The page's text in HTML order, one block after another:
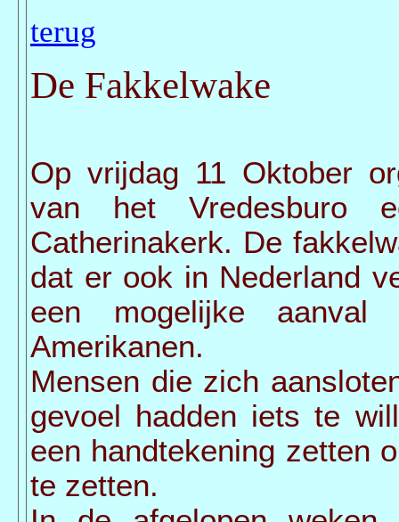
terug
De Fakkelwake
Op vrijdag 11 Oktober
van het Vredesburo
Catherinakerk. De
dat er ook in Nederland
een mogelijke
Amerikanen.
Mensen die zich
gevoel hadden iets te
een handtekening zetten
te zetten.